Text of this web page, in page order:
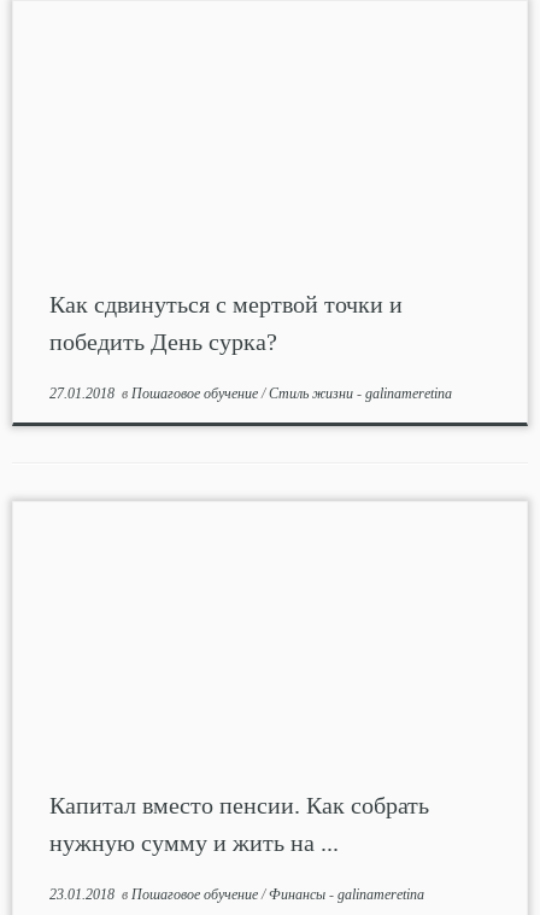
Как сдвинуться с мертвой точки и
победить День сурка?
27.01.2018в Пошаговое обучение/Стиль жизни - galinameretina
Капитал вместо пенсии. Как собрать
нужную сумму и жить на ...
23.01.2018в Пошаговое обучение/Финансы - galinameretina